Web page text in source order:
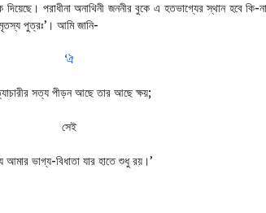
পরাধীনা অনাথিনী জননীর বুকে এ হতভাগ্যের স্থান হবে কি-
পুত্রঃ’। আমি জানি-
‘ঐ
সত্য পীড়ন আছে তার আছে ক্ষয়;
সেই
আমার ভাগ্য-বিধাতা যার হাতে শুধু রয়।’